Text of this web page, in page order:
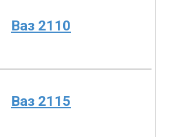
Ваз 2110
Ваз 2115